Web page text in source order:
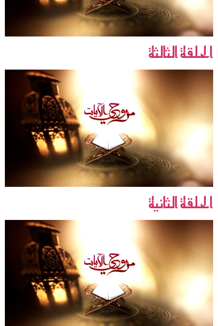
الحلقة الثالثة
الحلقة الثانية